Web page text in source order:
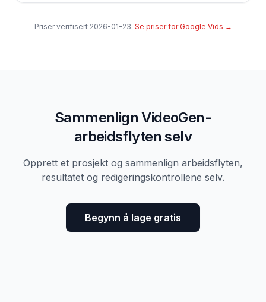
Priser verifisert 2026-01-23. Se priser for Google Vids →
Sammenlign VideoGen-
arbeidsflyten selv
Opprett et prosjekt og sammenlign arbeidsflyten,
resultatet og redigeringskontrollene selv.
Begynn å lage gratis